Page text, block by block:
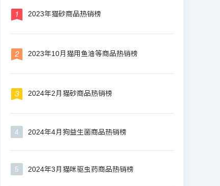
2023年猫砂商品热销榜
2023年10月猫用鱼油等商品热销榜
2024年2月猫砂商品热销榜
4 2024年4月狗益生菌商品热销榜
5 2024年3月猫咪驱虫药商品热销榜